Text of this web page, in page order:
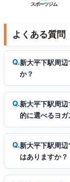
スポーツジム
よくある質問
新大平下駅周
か？
新大平下駅周
的に選べるヨ
新大平下駅周
はありますか？